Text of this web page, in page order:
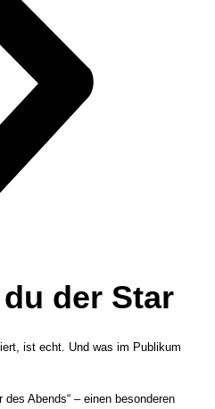
der Star
ist echt. Und was im Publikum
des Abends“ – einen besonderen